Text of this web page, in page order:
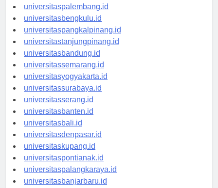
universitaspalembang.id
universitasbengkulu.id
universitaspangkalpinang.id
universitastanjungpinang.id
universitasbandung.id
universitassemarang.id
universitasyogyakarta.id
universitassurabaya.id
universitasserang.id
universitasbanten.id
universitasbali.id
universitasdenpasar.id
universitaskupang.id
universitaspontianak.id
universitaspalangkaraya.id
universitasbanjarbaru.id